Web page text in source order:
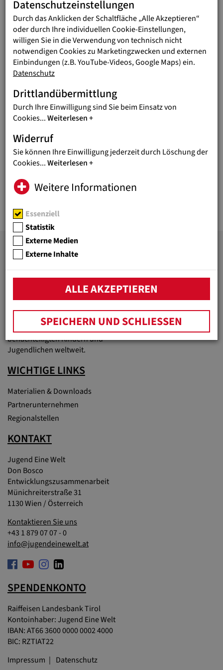
TERMINE 29.09.2026
KÄRNTEN: NOTARVORTRAG
ZUM THEMA ERBRECHT
Dienstag, 29.9. Velden / Mittwoch, 30.9.
Spittal
WIEN: NOTARVORTRAG ZUM
THEMA ERBRECHT
Di, 8.9. VHS Floridsdorf / Mi, 7.10.
TERMINE
FREIWILLIGENMESSE IN WIEN
JUGEND EINE WELT
Bildung überwindet Armut!
Unter diesem Motto fördert
Jugend Eine Welt bessere
Lebensperspektiven von
benachteiligten Kindern und
Jugendlichen weltweit.
WICHTIGE LINKS
Materialien & Downloads
Partnerunternehmen
Regionalstellen
KONTAKT
Jugend Eine Welt
Don Bosco
Entwicklungszusammenarbeit
Münichreiterstraße 31
1130 Wien / Österreich
Kontaktieren Sie uns
+43 1 879 07 07 - 0
info@jugendeinewelt.at
SPENDENKONTO
Raiffeisen Landesbank Tirol
Kontoinhaber: Jugend Eine Welt
IBAN: AT66 3600 0000 0002 4000
BIC: RZTIAT22
Impressum
Datenschutz
Datenschutzeinstellungen
Durch das Anklicken der Schaltfläche „Alle Akzeptieren“
oder durch Ihre individuellen Cookie-Einstellungen,
willigen Sie in die Verwendung von technisch nicht
notwendigen Cookies zu Marketingzwecken und externen
Einbindungen (z.B. YouTube-Videos, Google Maps) ein.
Datenschutz
Drittlandübermittlung
Durch Ihre Einwilligung sind Sie beim Einsatz von
Cookies...Weiterlesen
Widerruf
Sie können Ihre Einwilligung jederzeit durch Löschung der
Cookies...Weiterlesen
Weitere Informationen
Essenziell
Statistik
Externe Medien
Externe Inhalte
ALLE AKZEPTIEREN
SPEICHERN UND SCHLIESSEN